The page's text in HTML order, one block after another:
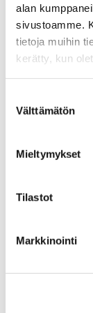
alan
sivustoamme.
tietoja muihin
kerätty, kun
valinta
Välttämätön
Mieltymykset
Tilastot
Markkinointi
recent
capabilities
In this blog
asked